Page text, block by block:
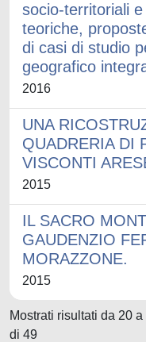
socio-territoriali
teoriche,
di casi di studio
geografico
2016
UNA
QUADRERIA DI
VISCONTI
2015
IL SACRO
GAUDENZIO
MORAZZONE.
2015
Mostrati risultati da 20 a
di 49